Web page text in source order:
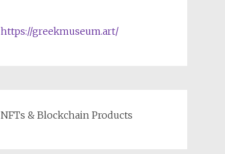
https://greekmuseum.art/
NFTs & Blockchain Products